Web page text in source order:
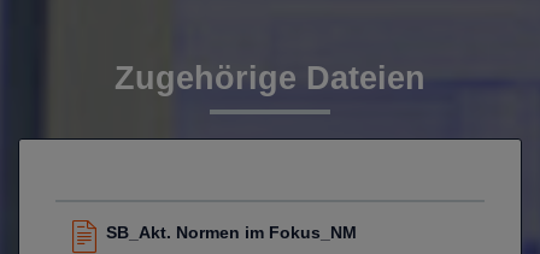
Zugehörige Dateien
SB_Akt. Normen im Fokus_NM